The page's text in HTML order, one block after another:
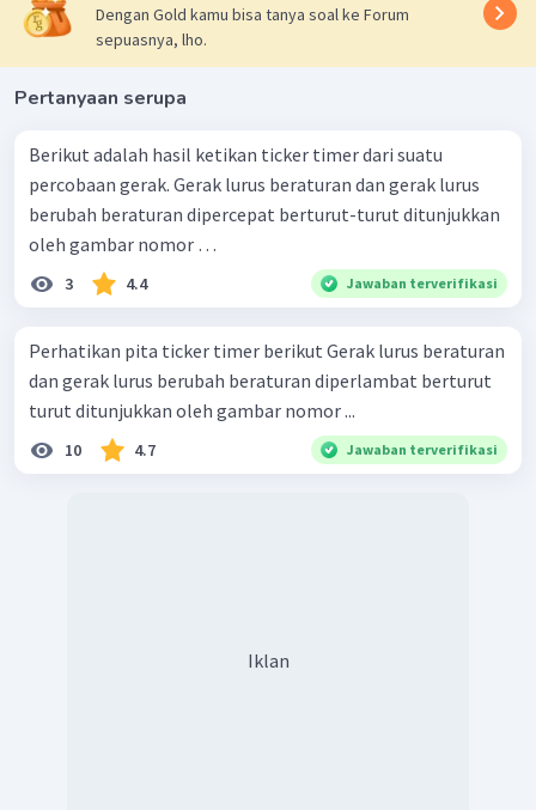
Dengan Gold kamu bisa tanya soal ke Forum
sepuasnya, lho.
Pertanyaan serupa
Berikut adalah hasil ketikan ticker timer dari suatu
percobaan gerak. Gerak lurus beraturan dan gerak lurus
berubah beraturan dipercepat berturut-turut ditunjukkan
oleh gambar nomor …
3 4.4 Jawaban terverifikasi
Perhatikan pita ticker timer berikut Gerak lurus beraturan
dan gerak lurus berubah beraturan diperlambat berturut
turut ditunjukkan oleh gambar nomor ...
10 4.7 Jawaban terverifikasi
Iklan